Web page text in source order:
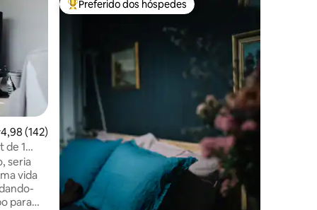
hóspedes
de uma avaliação média de 5, 142 avaliações
4,98 (142)
de 1
seria
vida
para
Entre os melhores preferidos dos hóspedes
Preferido dos hóspedes